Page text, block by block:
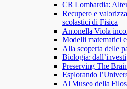
CR Lombardia:
Recupero e
scolastici di Fisica
Antonella Viola
Modelli matematici
Alla scoperta delle
Biologia:
Preserving The Brain
Esplorando
Al Museo della